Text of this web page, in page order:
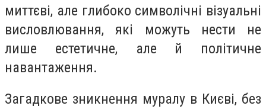
миттєві, але глибоко символічні візуальні
висловлювання, які можуть нести не
лише естетичне, але й політичне
навантаження.
Загадкове зникнення муралу в Києві, без